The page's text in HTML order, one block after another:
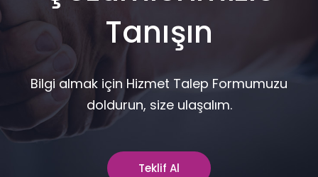
Tanışın
Bilgi almak için Hizmet Talep Formumuzu
doldurun, size ulaşalım.
Teklif Al